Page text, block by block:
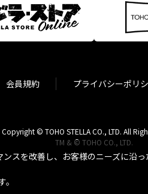
会員規約 プライバシーポリ
Copyright © TOHO STELLA CO., LTD. All
TM & © TOHO CO., LTD.
スを改善し、お客様のニーズに